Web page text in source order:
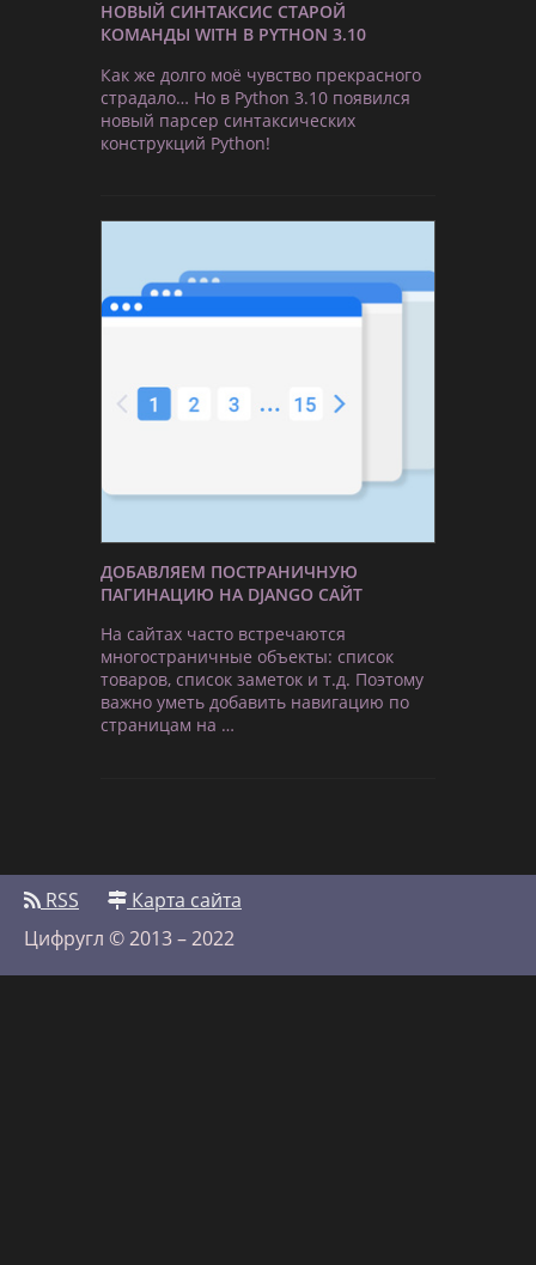
НОВЫЙ СИНТАКСИС СТАРОЙ
КОМАНДЫ WITH В PYTHON 3.10
Как же долго моё чувство прекрасного
страдало… Но в Python 3.10 появился
новый парсер синтаксических
конструкций Python!
ДОБАВЛЯЕМ ПОСТРАНИЧНУЮ
ПАГИНАЦИЮ НА DJANGO САЙТ
На сайтах часто встречаются
многостраничные объекты: список
товаров, список заметок и т.д. Поэтому
важно уметь добавить навигацию по
страницам на …
RSS
Карта сайта
Цифругл © 2013 – 2022